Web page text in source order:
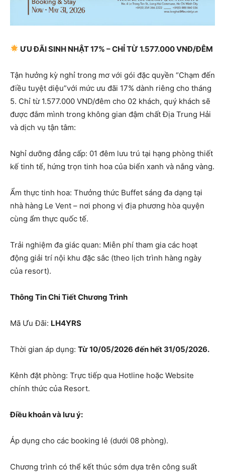
ƯU ĐÃI SINH NHẬT 17% – CHỈ TỪ 1.577.000 VNĐ/ĐÊM
Tận hưởng kỳ nghỉ trong mơ với gói đặc quyền “Chạm đến
điều tuyệt diệu”với mức ưu đãi 17% dành riêng cho tháng
5. Chỉ từ 1.577.000 VND/đêm cho 02 khách, quý khách sẽ
được đắm mình trong không gian đậm chất Địa Trung Hải
và dịch vụ tận tâm:
Nghỉ dưỡng đẳng cấp: 01 đêm lưu trú tại hạng phòng thiết
kế tinh tế, hứng trọn tinh hoa của biển xanh và nắng vàng.
Ẩm thực tinh hoa: Thưởng thức Buffet sáng đa dạng tại
nhà hàng Le Vent – nơi phong vị địa phương hòa quyện
cùng ẩm thực quốc tế.
Trải nghiệm đa giác quan: Miễn phí tham gia các hoạt
động giải trí nội khu đặc sắc (theo lịch trình hàng ngày
của resort).
Thông Tin Chi Tiết Chương Trình
Mã Ưu Đãi: LH4YRS
Thời gian áp dụng: Từ 10/05/2026 đến hết 31/05/2026.
Kênh đặt phòng: Trực tiếp qua Hotline hoặc Website
chính thức của Resort.
Điều khoản và lưu ý:
Áp dụng cho các booking lẻ (dưới 08 phòng).
Chương trình có thể kết thúc sớm dựa trên công suất